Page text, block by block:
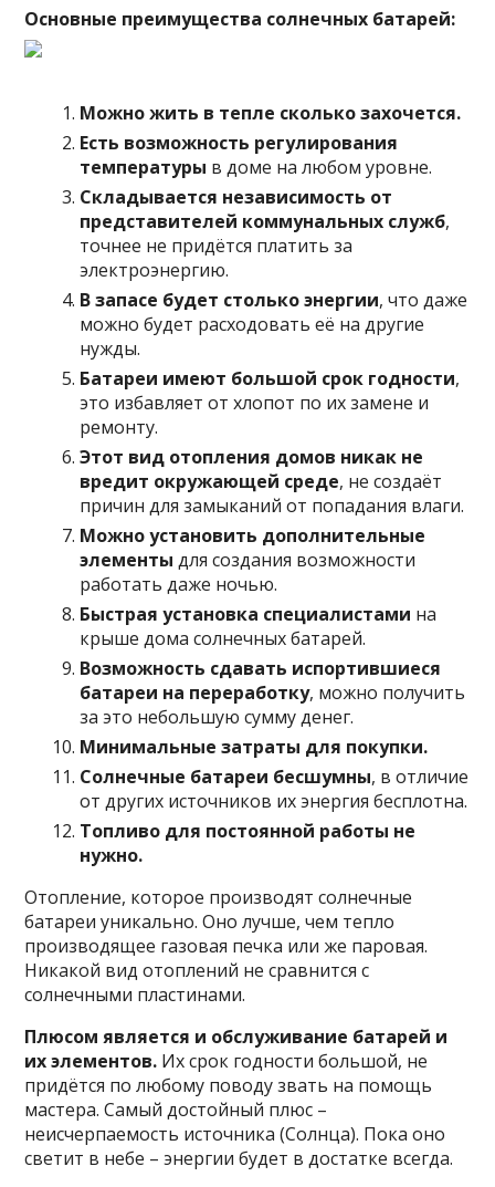
Основные преимущества солнечных батарей:
Можно жить в тепле сколько захочется.
Есть возможность регулирования
температуры в доме на любом уровне.
Складывается независимость от
представителей коммунальных служб,
точнее не придётся платить за
электроэнергию.
В запасе будет столько энергии, что даже
можно будет расходовать её на другие
нужды.
Батареи имеют большой срок годности,
это избавляет от хлопот по их замене и
ремонту.
Этот вид отопления домов никак не
вредит окружающей среде, не создаёт
причин для замыканий от попадания влаги.
Можно установить дополнительные
элементы для создания возможности
работать даже ночью.
Быстрая установка специалистами на
крыше дома солнечных батарей.
Возможность сдавать испортившиеся
батареи на переработку, можно получить
за это небольшую сумму денег.
Минимальные затраты для покупки.
Солнечные батареи бесшумны, в отличие
от других источников их энергия бесплотна.
Топливо для постоянной работы не
нужно.
Отопление, которое производят солнечные
батареи уникально. Оно лучше, чем тепло
производящее газовая печка или же паровая.
Никакой вид отоплений не сравнится с
солнечными пластинами.
Плюсом является и обслуживание батарей и
их элементов. Их срок годности большой, не
придётся по любому поводу звать на помощь
мастера. Самый достойный плюс –
неисчерпаемость источника (Солнца). Пока оно
светит в небе – энергии будет в достатке всегда.